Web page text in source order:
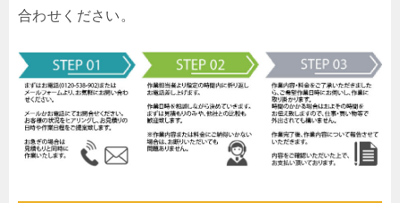
合わせください。